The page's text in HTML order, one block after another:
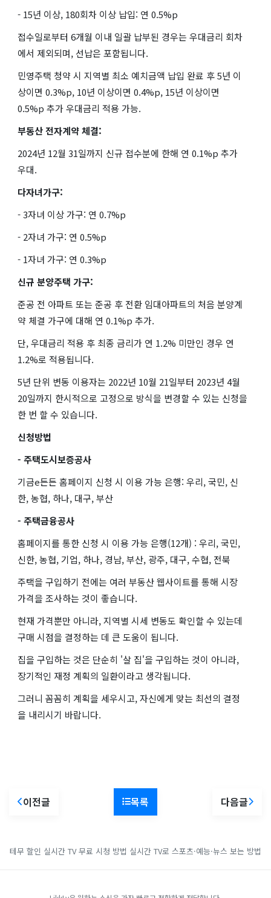
- 15년 이상, 180회차 이상 납입: 연 0.5%p
접수일로부터 6개월 이내 일괄 납부된 경우는 우대금리 회차
에서 제외되며, 선납은 포함됩니다.
민영주택 청약 시 지역별 최소 예치금액 납입 완료 후 5년 이
상이면 0.3%p, 10년 이상이면 0.4%p, 15년 이상이면
0.5%p 추가 우대금리 적용 가능.
부동산 전자계약 체결:
2024년 12월 31일까지 신규 접수분에 한해 연 0.1%p 추가
우대.
다자녀가구:
- 3자녀 이상 가구: 연 0.7%p
- 2자녀 가구: 연 0.5%p
- 1자녀 가구: 연 0.3%p
신규 분양주택 가구:
준공 전 아파트 또는 준공 후 전환 임대아파트의 처음 분양계
약 체결 가구에 대해 연 0.1%p 추가.
단, 우대금리 적용 후 최종 금리가 연 1.2% 미만인 경우 연
1.2%로 적용됩니다.
5년 단위 변동 이용자는 2022년 10월 21일부터 2023년 4월
20일까지 한시적으로 고정으로 방식을 변경할 수 있는 신청을
한 번 할 수 있습니다.
신청방법
- 주택도시보증공사
기금e든든 홈페이지 신청 시 이용 가능 은행: 우리, 국민, 신
한, 농협, 하나, 대구, 부산
- 주택금융공사
홈페이지를 통한 신청 시 이용 가능 은행(12개) : 우리, 국민,
신한, 농협, 기업, 하나, 경남, 부산, 광주, 대구, 수협, 전북
주택을 구입하기 전에는 여러 부동산 웹사이트를 통해 시장
가격을 조사하는 것이 좋습니다.
현재 가격뿐만 아니라, 지역별 시세 변동도 확인할 수 있는데
구매 시점을 결정하는 데 큰 도움이 됩니다.
집을 구입하는 것은 단순히 '살 집'을 구입하는 것이 아니라,
장기적인 재정 계획의 일환이라고 생각됩니다.
그러니 꼼꼼히 계획을 세우시고, 자신에게 맞는 최선의 결정
을 내리시기 바랍니다.
이전글 목록 다음글
테무 할인 실시간 TV 무료 시청 방법 실시간 TV로 스포츠·예능·뉴스 보는 방법